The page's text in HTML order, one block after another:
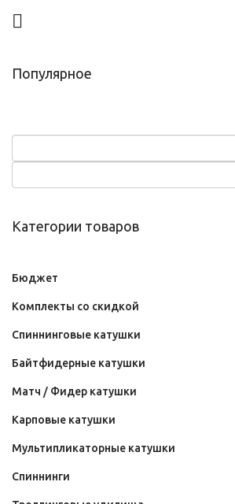
Популярное
Категории товаров
Бюджет
Комплекты со скидкой
Спиннинговые катушки
Байтфидерные катушки
Матч / Фидер катушки
Карповые катушки
Мультипликаторные катушки
Спиннинги